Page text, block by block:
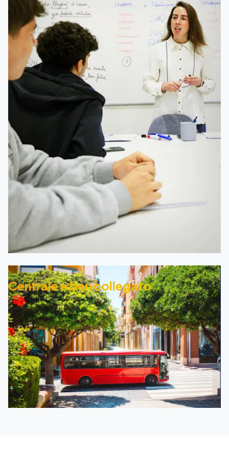
Centrale e ben collegato